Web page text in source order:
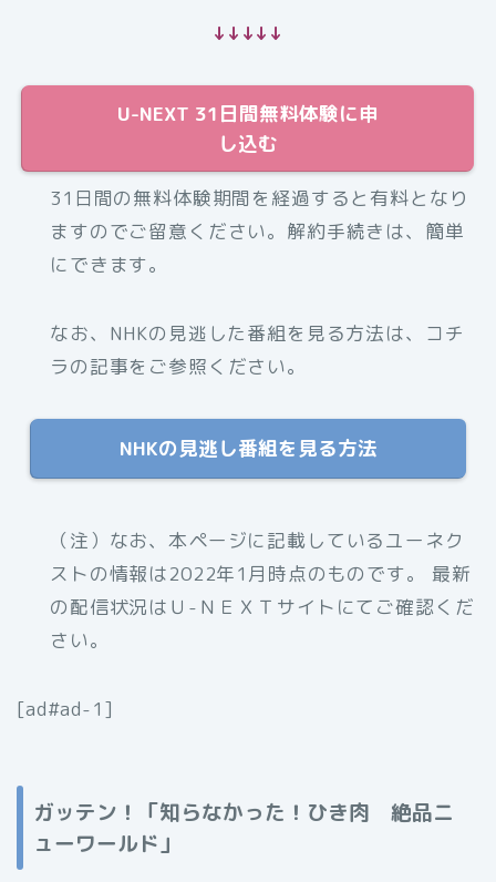
↓↓↓↓↓
U-NEXT 31日間無料体験に申
し込む
31日間の無料体験期間を経過すると有料となり
ますのでご留意ください。解約手続きは、簡単
にできます。
なお、NHKの見逃した番組を見る方法は、コチ
ラの記事をご参照ください。
NHKの見逃し番組を見る方法
（注）なお、本ページに記載しているユーネク
ストの情報は2022年1月時点のものです。 最新
の配信状況はＵ-ＮＥＸＴサイトにてご確認くだ
さい。
[ad#ad-1]
ガッテン！「知らなかった！ひき肉 絶品ニ
ューワールド」